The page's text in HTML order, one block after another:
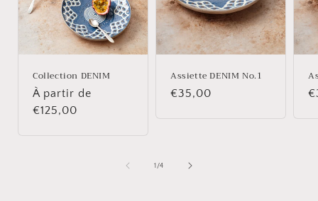
Collection DENIM
Prix
habituel
À partir de
€125,00
Assiette DENIM No.1
Prix
€35,00
1 /de
4